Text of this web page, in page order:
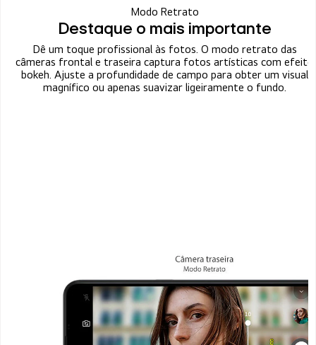
Modo Retrato
Destaque o mais importante
Dê um toque profissional às fotos. O modo retrato das
câmeras frontal e traseira captura fotos artísticas com efeito
bokeh. Ajuste a profundidade de campo para obter um visual
magnífico ou apenas suavizar ligeiramente o fundo.